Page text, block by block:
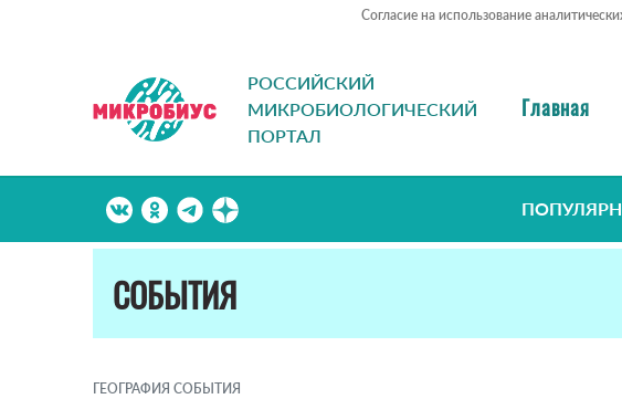
Согласие на использование
РОССИЙСКИЙ
МИКРОБИОЛОГИЧЕСКИЙ
ПОРТАЛ
Главная
СОБЫТИЯ
ГЕОГРАФИЯ СОБЫТИЯ